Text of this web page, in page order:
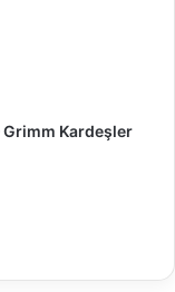
Grimm Kardeşler